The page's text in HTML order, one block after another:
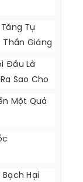
Tụ
Thần Giáng
Đầu Là
Sao Cho
Một Quả
Hại